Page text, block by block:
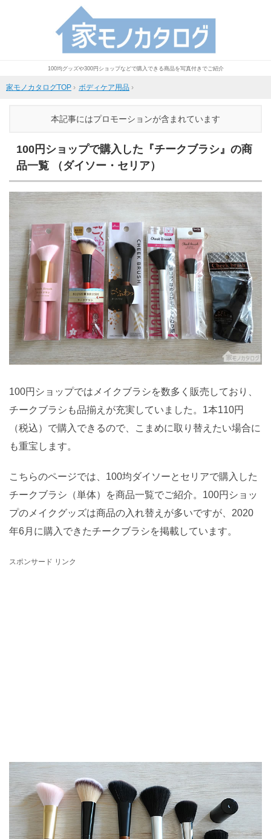
100均グッズや300円ショップなどで購入できる商品を写真付きでご紹介
家モノカタログTOP › ボディケア用品 ›
本記事にはプロモーションが含まれています
100円ショップで購入した『チークブラシ』の商
品一覧 （ダイソー・セリア）
100円ショップではメイクブラシを数多く販売しており、
チークブラシも品揃えが充実していました。1本110円
（税込）で購入できるので、こまめに取り替えたい場合に
も重宝します。
こちらのページでは、100均ダイソーとセリアで購入した
チークブラシ（単体）を商品一覧でご紹介。100円ショッ
プのメイクグッズは商品の入れ替えが多いですが、2020
年6月に購入できたチークブラシを掲載しています。
スポンサード リンク